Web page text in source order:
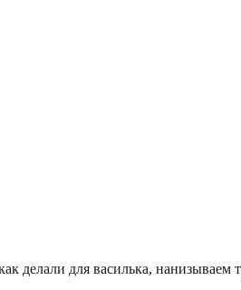
делали для василька, нанизываем